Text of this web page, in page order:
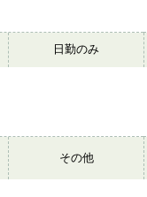
日勤のみ
その他